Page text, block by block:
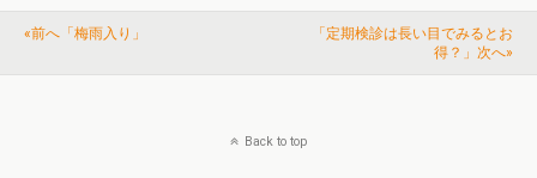
«前へ「梅雨入り」
「定期検診は長い目でみるとお
得？」次へ»
Back to top